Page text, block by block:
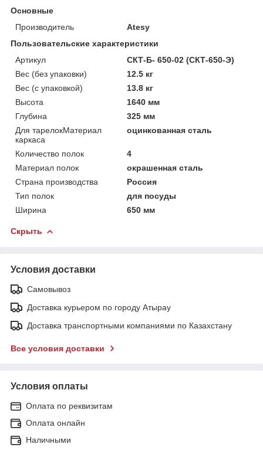
Основные
Производитель
Atesy
Пользовательские характеристики
Артикул
СКТ-Б- 650-02 (СКТ-650-Э)
Вес (без упаковки)
12.5 кг
Вес (с упаковкой)
13.8 кг
Высота
1640 мм
Глубина
325 мм
Для тарелокМатериал
каркаса
оцинкованная сталь
Количество полок
4
Материал полок
окрашенная сталь
Страна производства
Россия
Тип полок
для посуды
Ширина
650 мм
Скрыть
Условия доставки
Самовывоз
Доставка курьером по городу Атырау
Доставка транспортными компаниями по Казахстану
Все условия доставки
Условия оплаты
Оплата по реквизитам
Оплата онлайн
Наличными